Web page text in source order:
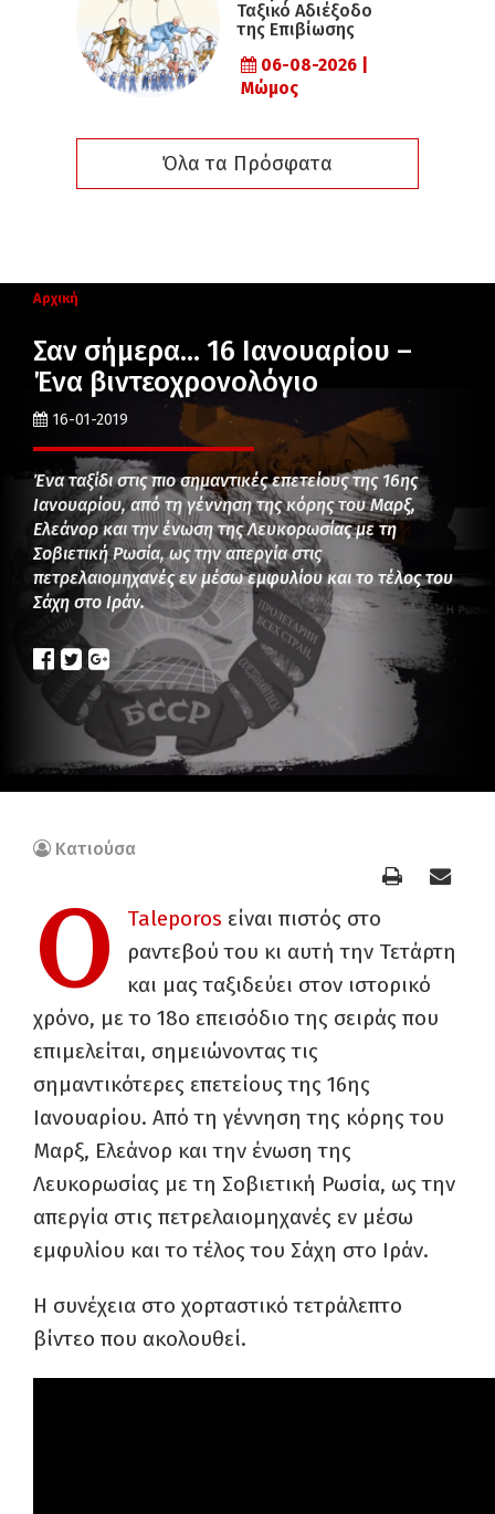
Ταξικό Αδιέξοδο
της Επιβίωσης
06-08-2026 |
Μώμος
Όλα τα Πρόσφατα
Αρχική
Σαν σήμερα… 16 Ιανουαρίου –
Ένα βιντεοχρονολόγιο
16-01-2019
Ένα ταξίδι στις πιο σημαντικές επετείους της 16ης
Ιανουαρίου, από τη γέννηση της κόρης του Μαρξ,
Ελεάνορ και την ένωση της Λευκορωσίας με τη
Σοβιετική Ρωσία, ως την απεργία στις
πετρελαιομηχανές εν μέσω εμφυλίου και το τέλος του
Σάχη στο Ιράν.
Κατιούσα
Ο Taleporos είναι πιστός στο
ραντεβού του κι αυτή την Τετάρτη
και μας ταξιδεύει στον ιστορικό
χρόνο, με το 18ο επεισόδιο της σειράς που
επιμελείται, σημειώνοντας τις
σημαντικότερες επετείους της 16ης
Ιανουαρίου. Από τη γέννηση της κόρης του
Μαρξ, Ελεάνορ και την ένωση της
Λευκορωσίας με τη Σοβιετική Ρωσία, ως την
απεργία στις πετρελαιομηχανές εν μέσω
εμφυλίου και το τέλος του Σάχη στο Ιράν.
Η συνέχεια στο χορταστικό τετράλεπτο
βίντεο που ακολουθεί.